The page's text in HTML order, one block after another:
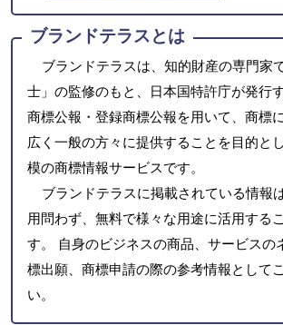
ブランドテラスとは
ブランドテラスは、知的財産の専門家
士」の監修のもと、日本国特許庁が発行
商標公報・登録商標公報を用いて、商標
広く一般の方々に提供することを目的と
模の商標情報サービスです。
ブランドテラスに掲載されている情報
用問わず、無料で様々な用途に活用する
す。 自身のビジネスの商品、サービスの
標出願、商標申請の際の参考情報として
い。